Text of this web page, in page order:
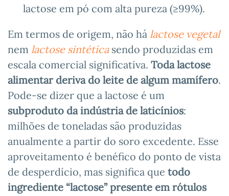
lactose em pó com alta pureza (≥99%).
Em termos de origem, não há lactose vegetal
nem lactose sintéticasendo produzidas em
escala comercial significativa. Toda lactose
alimentar deriva do leite de algum mamífero.
Pode-se dizer que a lactose é um
subproduto da indústria de laticínios:
milhões de toneladas são produzidas
anualmente a partir do soro excedente. Esse
aproveitamento é benéfico do ponto de vista
de desperdício, mas significa que todo
ingrediente “lactose” presente em rótulos